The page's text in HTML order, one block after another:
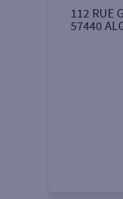
112 RUE
57440